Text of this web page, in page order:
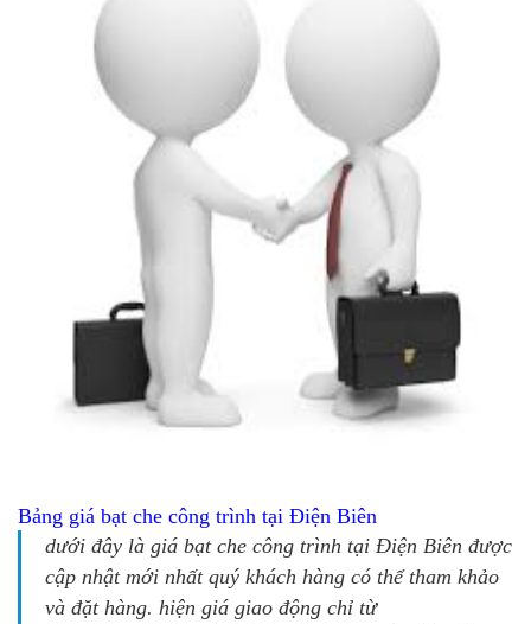
Bảng giá bạt che công trình tại Điện Biên
dưới đây là giá bạt che công trình tại Điện Biên được
cập nhật mới nhất quý khách hàng có thể tham khảo
và đặt hàng. hiện giá giao động chỉ từ